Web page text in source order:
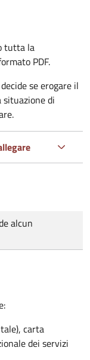
tutta la
PDF.
se erogare il
di
alcun
carta
dei servizi